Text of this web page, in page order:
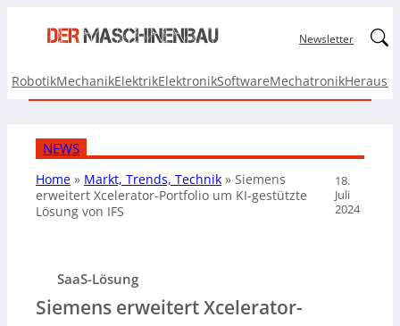
Newsletter
RobotikMechanikElektrikElektronikSoftwareMechatronik
NEWS
Home » Markt, Trends, Technik » Siemens
erweitert Xcelerator-Portfolio um KI-gestützte
Lösung von IFS
18.
Juli
2024
SaaS-Lösung
Siemens erweitert Xcelerator-